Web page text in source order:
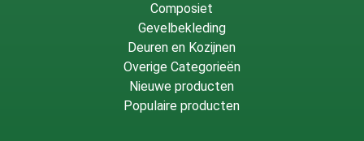
Composiet
Gevelbekleding
Deuren en Kozijnen
Overige Categorieën
Nieuwe producten
Populaire producten